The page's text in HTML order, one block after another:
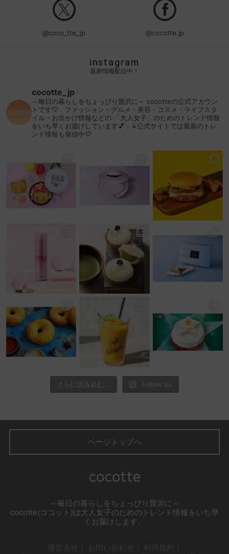
@coco_tte_jp @cocotte.jp
instagram
最新情報配信中！
cocotte_jp
～毎日の暮らしをちょっぴり贅沢に～ cocotteの公式アカウン
トです♡
ファッション・グルメ・美容・コスメ・ライフスタ
イル・お出かけ情報などの 「大人女子」のためのトレンド情報
をいち早くお届けしています💕
↓公式サイトでは最新のトレ
ンド情報も発信中♡
さらに読み込む... Follow us
ページトップへ
～毎日の暮らしをちょっぴり贅沢に～
cocotte(ココット)は大人女子のためのトレンド情報をいち早
くお届けします。